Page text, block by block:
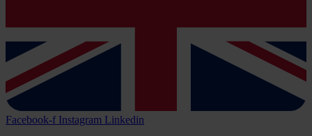
Facebook-f Instagram Linkedin